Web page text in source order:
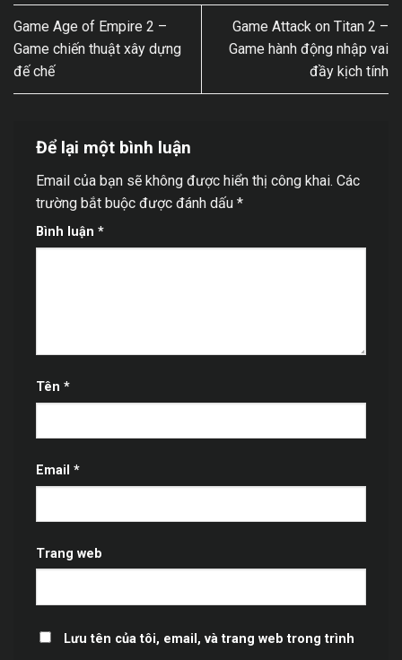
Game Age of Empire 2 –
Game chiến thuật xây dựng
đế chế
Game Attack on Titan 2 –
Game hành động nhập vai
đầy kịch tính
Để lại một bình luận
Email của bạn sẽ không được hiển thị công khai. Các
trường bắt buộc được đánh dấu *
Bình luận *
Tên *
Email *
Trang web
Lưu tên của tôi, email, và trang web trong trình